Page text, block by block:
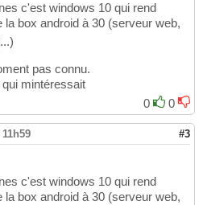
c'est windows 10 qui rend
la box android à 30 (serveur web,
pas connu.
mintéressait
0
0
11h59 #3
c'est windows 10 qui rend
la box android à 30 (serveur web,